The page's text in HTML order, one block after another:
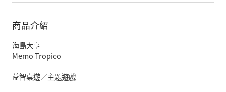
商品介紹
海島大亨
Memo Tropico
益智桌遊／主題遊戲